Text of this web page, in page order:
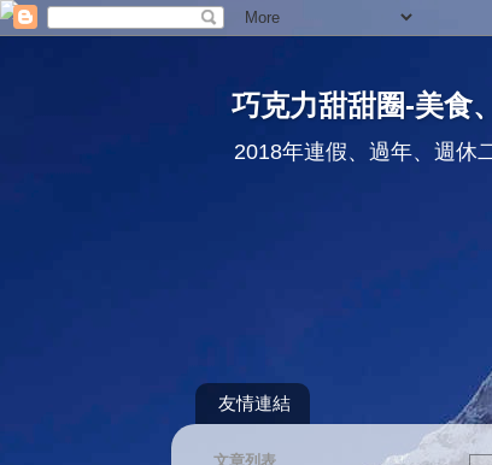
巧克力甜甜圈-美食
2018年連假、過年、週休
友情連結
文章列表